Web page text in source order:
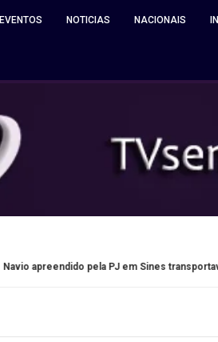
NOTICIAS NACIONAIS
pela PJ em Sines transportava cinco